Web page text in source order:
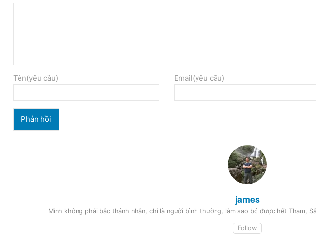
Tên(yêu cầu) Email(yêu cầu)
james
Mình không phải bậc thánh nhân, chỉ là người bình thường, làm sao bỏ được hết Tham,
Follow